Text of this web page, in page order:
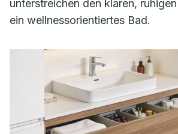
unterstreichen den klaren,
ein wellnessorientiertes Bad.